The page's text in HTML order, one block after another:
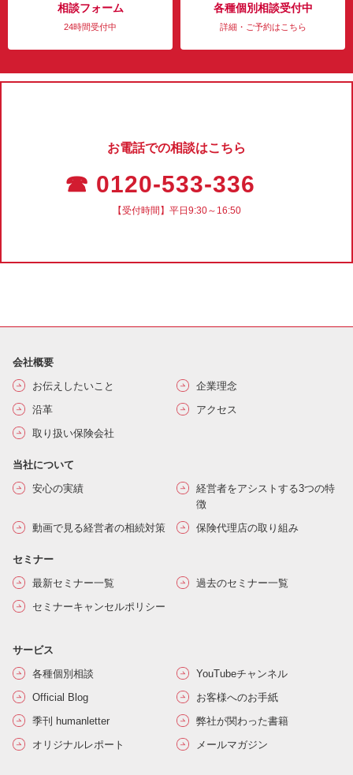
相談フォーム
24時間受付中
各種個別相談受付中
詳細・ご予約はこちら
お電話での相談はこちら
☎ 0120-533-336
【受付時間】平日9:30～16:50
会社概要
お伝えしたいこと
企業理念
沿革
アクセス
取り扱い保険会社
当社について
安心の実績
経営者をアシストする3つの特
徴
動画で見る経営者の相続対策
保険代理店の取り組み
セミナー
最新セミナー一覧
過去のセミナー一覧
セミナーキャンセルポリシー
サービス
各種個別相談
YouTubeチャンネル
Official Blog
お客様へのお手紙
季刊 humanletter
弊社が関わった書籍
オリジナルレポート
メールマガジン